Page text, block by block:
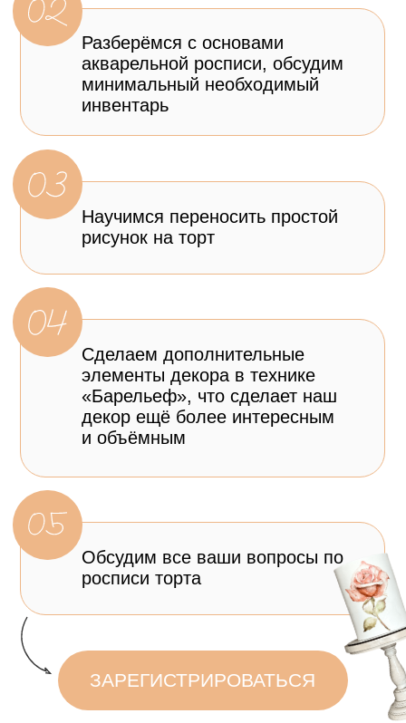
Юлия Припутнева
ТОП-кондитер
@__praline__
Больше 6 летразвивается
в кондитерском деле
Прошла путь от учителя
с зарплатой 10 тыс.
с многотысячной аудиторией
Максимальный доход от продажи
тортов и десертов на заказ 800 тыс.
рублей в месяц
На заработанные от курсов и
тортов деньгипостроила дом
Является преподавателем
в топовой кондитерской школе
на мастер-класс